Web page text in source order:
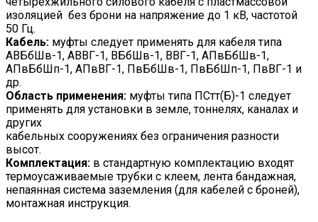
изоляцией без брони на напряжение до 1 кВ, частотой
50 Гц.
Кабель: муфты следует применять для кабеля типа
АВБбШв-1, АВВГ-1, ВБбШв-1, ВВГ-1, АПвБбШв-1,
АПвБбШп-1, АПвВГ-1, ПвБбШв-1, ПвБбШп-1, ПвВГ-1 и
др.
Область применения: муфты типа ПСтт(Б)-1 следует
применять для установки в земле, тоннелях, каналах и
других
кабельных сооружениях без ограничения разности
высот.
Комплектация: в стандартную комплектацию входят
термоусаживаемые трубки с клеем, лента бандажная,
непаянная система заземления (для кабелей с броней),
монтажная инструкция.